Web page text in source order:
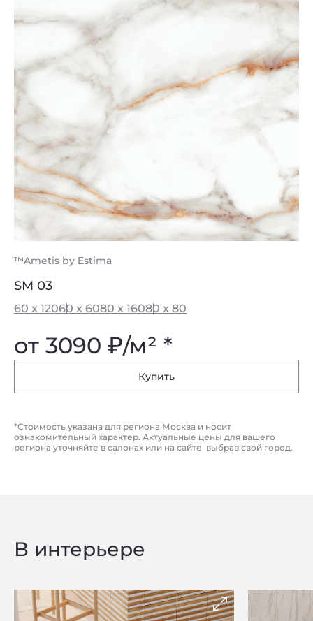
™Ametis by Estima
SM 03
60 x 12060 x 6080 x 16080 x 80
от 3090 ₽/м² *
Купить
*Стоимость указана для региона Москва и носит
ознакомительный характер. Актуальные цены для вашего
региона уточняйте в салонах или на сайте, выбрав свой город.
В интерьере